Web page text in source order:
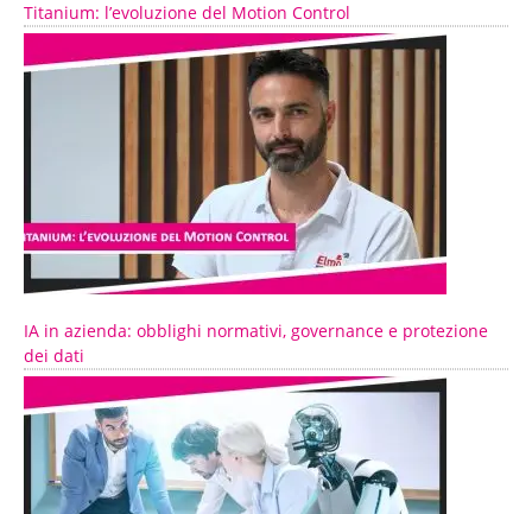
Titanium: l’evoluzione del Motion Control
IA in azienda: obblighi normativi, governance e protezione
dei dati